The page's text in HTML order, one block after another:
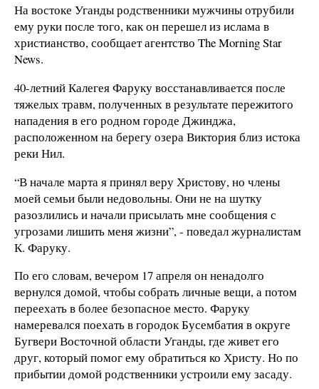
На востоке Уганды родственники мужчины отрубили
ему руки после того, как он перешел из ислама в
христианство, сообщает агентство The Morning Star
News.
40-летний Калегея Фаруку восстанавливается после
тяжелых травм, полученных в результате пережитого
нападения в его родном городе Джинджа,
расположенном на берегу озера Виктория близ истока
реки Нил.
“В начале марта я принял веру Христову, но члены
моей семьи были недовольны. Они не на шутку
разозлились и начали присылать мне сообщения с
угрозами лишить меня жизни”, - поведал журналистам
К. Фаруку.
По его словам, вечером 17 апреля он ненадолго
вернулся домой, чтобы собрать личные вещи, а потом
переехать в более безопасное место. Фаруку
намеревался поехать в городок Бусембатия в округе
Бугвери Восточной области Уганды, где живет его
друг, который помог ему обратиться ко Христу. Но по
прибытии домой родственники устроили ему засаду.